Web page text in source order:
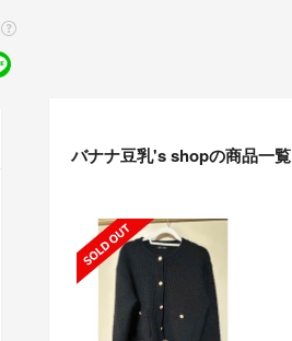
バナナ豆乳's shopの商品一覧